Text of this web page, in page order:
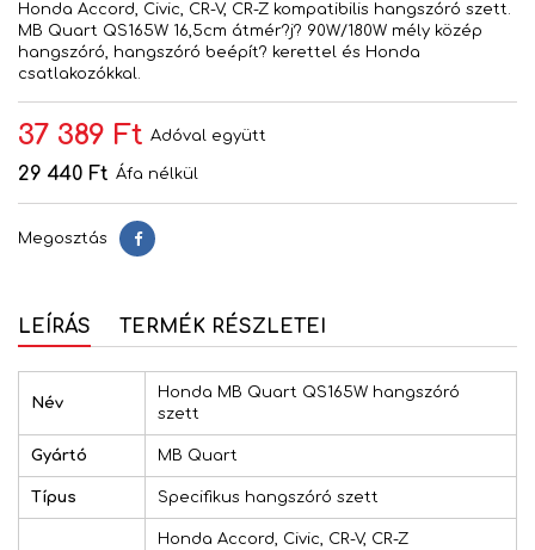
Honda Accord, Civic, CR-V, CR-Z kompatibilis hangszóró szett.
MB Quart QS165W 16,5cm átmér?j? 90W/180W mély közép
hangszóró, hangszóró beépít? kerettel és Honda
csatlakozókkal.
37 389 Ft Adóval együtt
29 440 Ft Áfa nélkül
Megosztás Megosztás
LEÍRÁS TERMÉK RÉSZLETEI
Név
Honda MB Quart QS165W hangszóró
szett
Gyártó MB Quart
Típus Specifikus hangszóró szett
Honda Accord, Civic, CR-V, CR-Z